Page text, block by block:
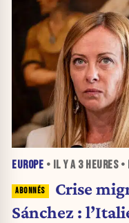
EUROPE • IL Y A 3 HEURES•
Crise
Sánchez :